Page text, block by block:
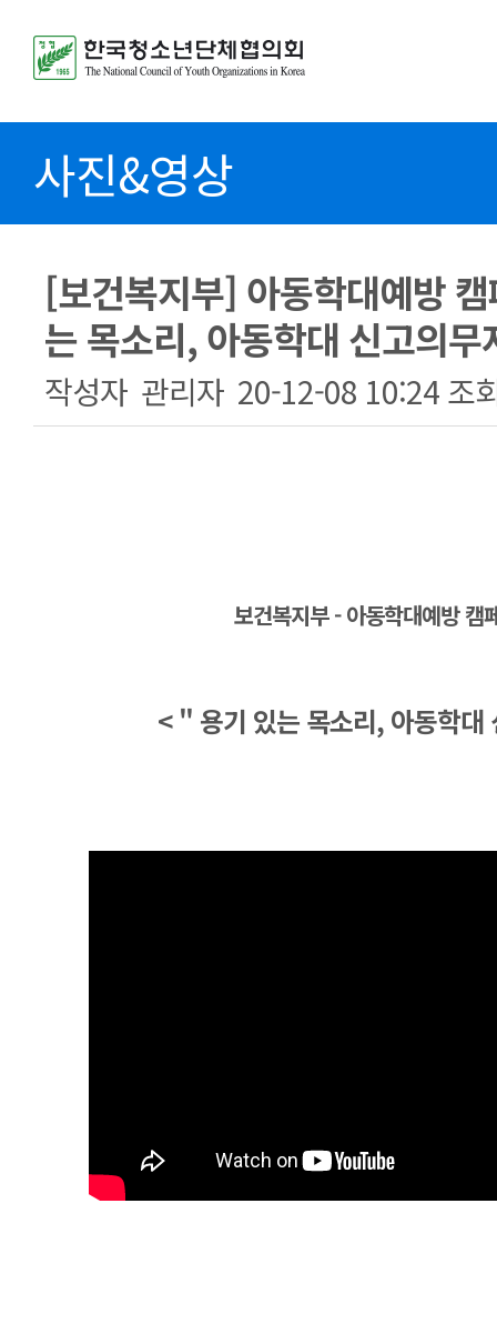
사진&영상
[보건복지부] 아동학대예방
는 목소리, 아동학대 신고의무
작성자 관리자 20-12-08 10:24 조
보건복지부 - 아동학대예방 캠
< " 용기 있는 목소리, 아동학대